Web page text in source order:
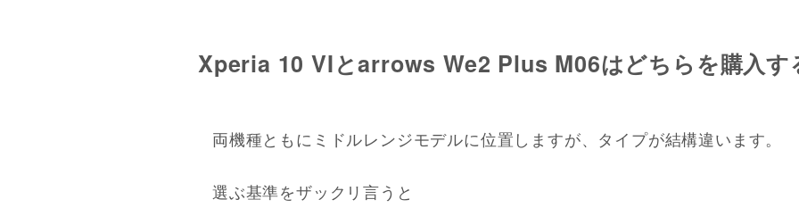
Xperia 10 VIとarrows We2 Plus M06はどちらを購入す
両機種ともにミドルレンジモデルに位置しますが、タイプが結構違います。
選ぶ基準をザックリ言うと